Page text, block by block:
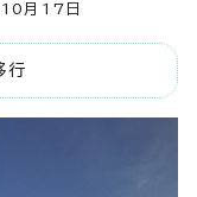
月17日
行